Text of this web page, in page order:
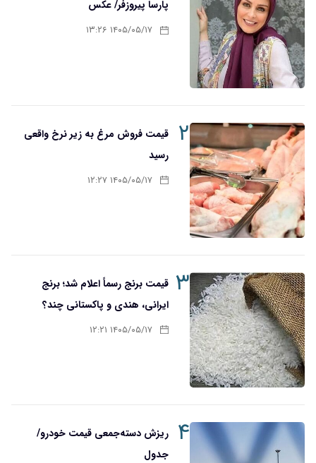
پارسا پیروزفر/ عکس
۱۴۰۵/۰۵/۱۷ ۱۳:۲۶
۲
قیمت فروش مرغ به زیر نرخ واقعی
رسید
۱۴۰۵/۰۵/۱۷ ۱۲:۲۷
۳ قیمت برنج رسماً اعلام شد؛ برنج
ایرانی، هندی و پاکستانی چند؟
۱۴۰۵/۰۵/۱۷ ۱۲:۲۱
۴
ریزش دسته‌جمعی قیمت خودرو/
جدول